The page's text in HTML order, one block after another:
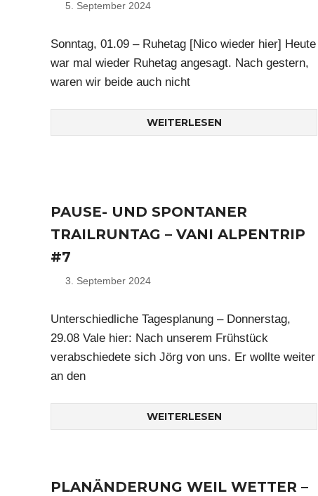
5. September 2024
Sonntag, 01.09 – Ruhetag [Nico wieder hier] Heute
war mal wieder Ruhetag angesagt. Nach gestern,
waren wir beide auch nicht
WEITERLESEN
PAUSE- UND SPONTANER
TRAILRUNTAG – VANI ALPENTRIP
#7
3. September 2024
Unterschiedliche Tagesplanung – Donnerstag,
29.08 Vale hier: Nach unserem Frühstück
verabschiedete sich Jörg von uns. Er wollte weiter
an den
WEITERLESEN
PLANÄNDERUNG WEIL WETTER –